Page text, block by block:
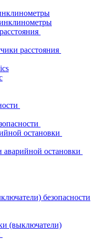
расстояния
остановки
остановки
безопасности
(выключатели)